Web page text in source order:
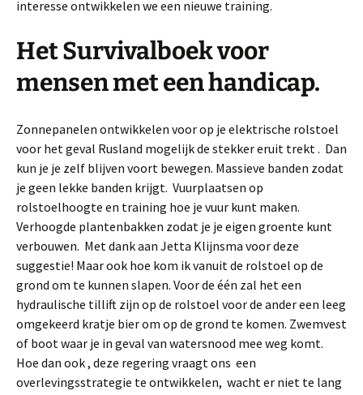
interesse ontwikkelen we een nieuwe training.
Het Survivalboek voor
mensen met een handicap.
Zonnepanelen ontwikkelen voor op je elektrische rolstoel
voor het geval Rusland mogelijk de stekker eruit trekt . Dan
kun je je zelf blijven voort bewegen. Massieve banden zodat
je geen lekke banden krijgt. Vuurplaatsen op
rolstoelhoogte en training hoe je vuur kunt maken.
Verhoogde plantenbakken zodat je je eigen groente kunt
verbouwen. Met dank aan Jetta Klijnsma voor deze
suggestie! Maar ook hoe kom ik vanuit de rolstoel op de
grond om te kunnen slapen. Voor de één zal het een
hydraulische tillift zijn op de rolstoel voor de ander een leeg
omgekeerd kratje bier om op de grond te komen. Zwemvest
of boot waar je in geval van watersnood mee weg komt.
Hoe dan ook , deze regering vraagt ons een
overlevingsstrategie te ontwikkelen, wacht er niet te lang